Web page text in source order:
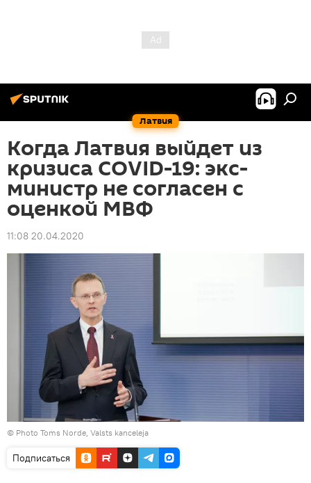
Латвия
Когда Латвия выйдет из
кризиса COVID-19: экс-
министр не согласен с
оценкой МВФ
11:08 20.04.2020
© Photo Toms Norde, Valsts kanceleja
Подписаться